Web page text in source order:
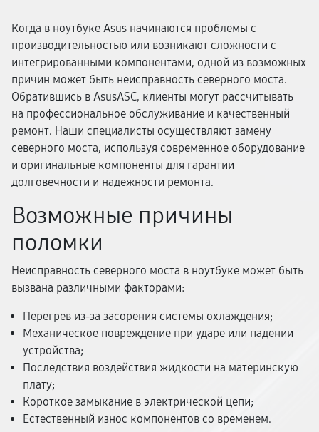
Когда в ноутбуке Asus начинаются проблемы с
производительностью или возникают сложности с
интегрированными компонентами, одной из возможных
причин может быть неисправность северного моста.
Обратившись в AsusASC, клиенты могут рассчитывать
на профессиональное обслуживание и качественный
ремонт. Наши специалисты осуществляют замену
северного моста, используя современное оборудование
и оригинальные компоненты для гарантии
долговечности и надежности ремонта.
Возможные причины
поломки
Неисправность северного моста в ноутбуке может быть
вызвана различными факторами:
Перегрев из-за засорения системы охлаждения;
Механическое повреждение при ударе или падении
устройства;
Последствия воздействия жидкости на материнскую
плату;
Короткое замыкание в электрической цепи;
Естественный износ компонентов со временем.